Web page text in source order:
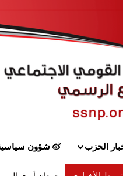
الحزب شؤون